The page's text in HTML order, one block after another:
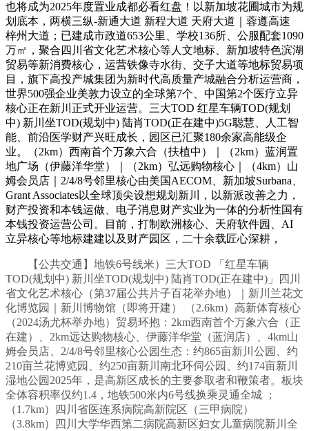
也将成为2025年度置业成都必看红盘！以新加坡花圃城市为规
划底本，两横三纵-新通大道 新程大道 天府大道｜蓉遵高速
梓州大道；已建成市政道653公里、学校136所、公服配套1090
万㎡，聚合四川省文化艺术核心等人文地标、新加坡特色滨湖
贸易等新消费核心，运营铁像寺水街、交子大道等地标贸易项
目，旗下高投产城集团为新时代高质量产城融合分析运营商，
世界500强企业美敦力设立的全球第7个、中国第2个医疗立异
核心正在新川正式开业运营。三大TOD 红星车辆TOD(规划
中) 新川坐TOD(规划中) 陆肖TOD(正在建中)5G聪慧、人工智
能、前沿医学财产兴旺成长，园区已汇聚180余家高能级企
业。（2km）西南首个万象六合（扶植中）｜（2km）蓝润置
地广场（伊藤洋华堂）｜（2km）弘远购物核心｜（4km）山
姆会员店｜2/4/8号邻里核心由美国AECOM、新加坡Surbana、
Grant Associates以全球顶尖设想规划新川，以新派改善之力，
财产投资和本钱运做、电子消息财产实业为一体的分析性国有
本钱投资运营公司。目前，打制欧洲核心、天府软件园、AI
立异核心等地标建建以及财产园区，二十余载匠心深耕，
【公共交通】地铁6号线米）三大TOD 「红星车辆
TOD(规划中) 新川坐TOD(规划中) 陆肖TOD(正在建中)」四川
省文化艺术核心（第37届公共片子百花举办地）｜新川兰花文
化博览园｜新川博物馆（即将开建） （2.6km）高新体育核心
（2024汤尤杯举办地）贸易环抱：2km西南首个万象六合（正
在建）、2km远达购物核心、伊藤洋华堂（蓝润店）、4km山
姆会员店、2/4/8号邻里核心公园生态：约865亩新川公园、约
210亩兰花博览园、约250亩新川南北环伺公园、约174亩新川
湿地公园2025年，是高新区成长的主要参取者和鞭策者。板块
全体容积率仅约1.4，地铁500米内6号线换乘灵通全城 ；
（1.7km）四川省医连系病院高新院区（三甲病院）
（3.8km）四川大学华西第二病院高新区妇女儿童病院新川全